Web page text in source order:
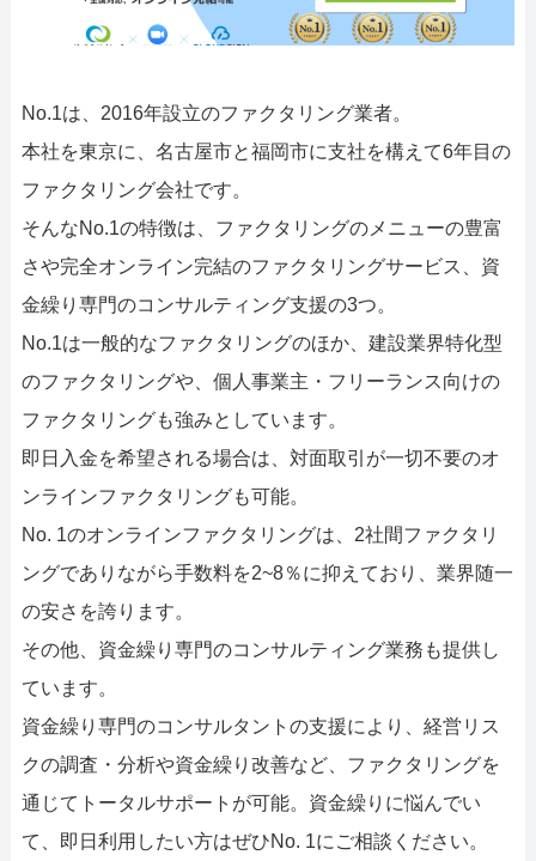
No.1は、2016年設立のファクタリング業者。
本社を東京に、名古屋市と福岡市に支社を構えて6年目の
ファクタリング会社です。
そんなNo.1の特徴は、ファクタリングのメニューの豊富
さや完全オンライン完結のファクタリングサービス、資
金繰り専門のコンサルティング支援の3つ。
No.1は一般的なファクタリングのほか、建設業界特化型
のファクタリングや、個人事業主・フリーランス向けの
ファクタリングも強みとしています。
即日入金を希望される場合は、対面取引が一切不要のオ
ンラインファクタリングも可能。
No. 1のオンラインファクタリングは、2社間ファクタリ
ングでありながら手数料を2~8％に抑えており、業界随一
の安さを誇ります。
その他、資金繰り専門のコンサルティング業務も提供し
ています。
資金繰り専門のコンサルタントの支援により、経営リス
クの調査・分析や資金繰り改善など、ファクタリングを
通じてトータルサポートが可能。資金繰りに悩んでい
て、即日利用したい方はぜひNo. 1にご相談ください。